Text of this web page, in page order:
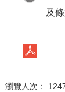
及
瀏覽人次：